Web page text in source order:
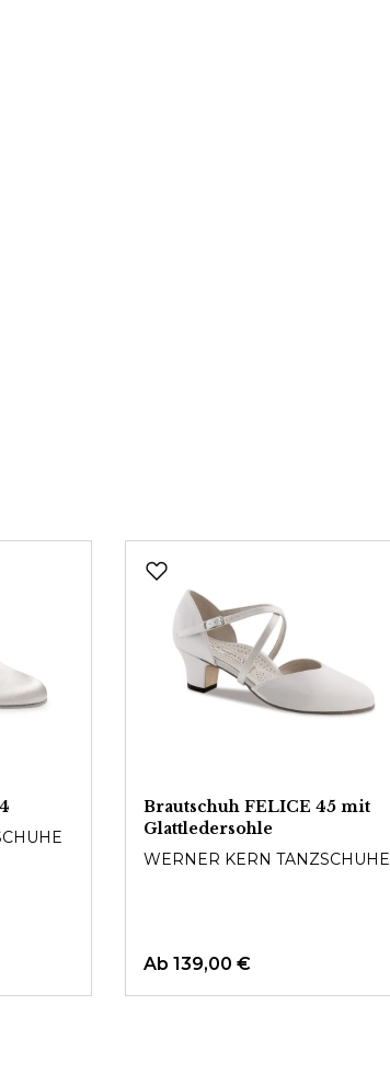
Brautschuh FELICE 45 mit
Glattledersohle
WERNER KERN TANZSCHUHE
Ab 139,00 €